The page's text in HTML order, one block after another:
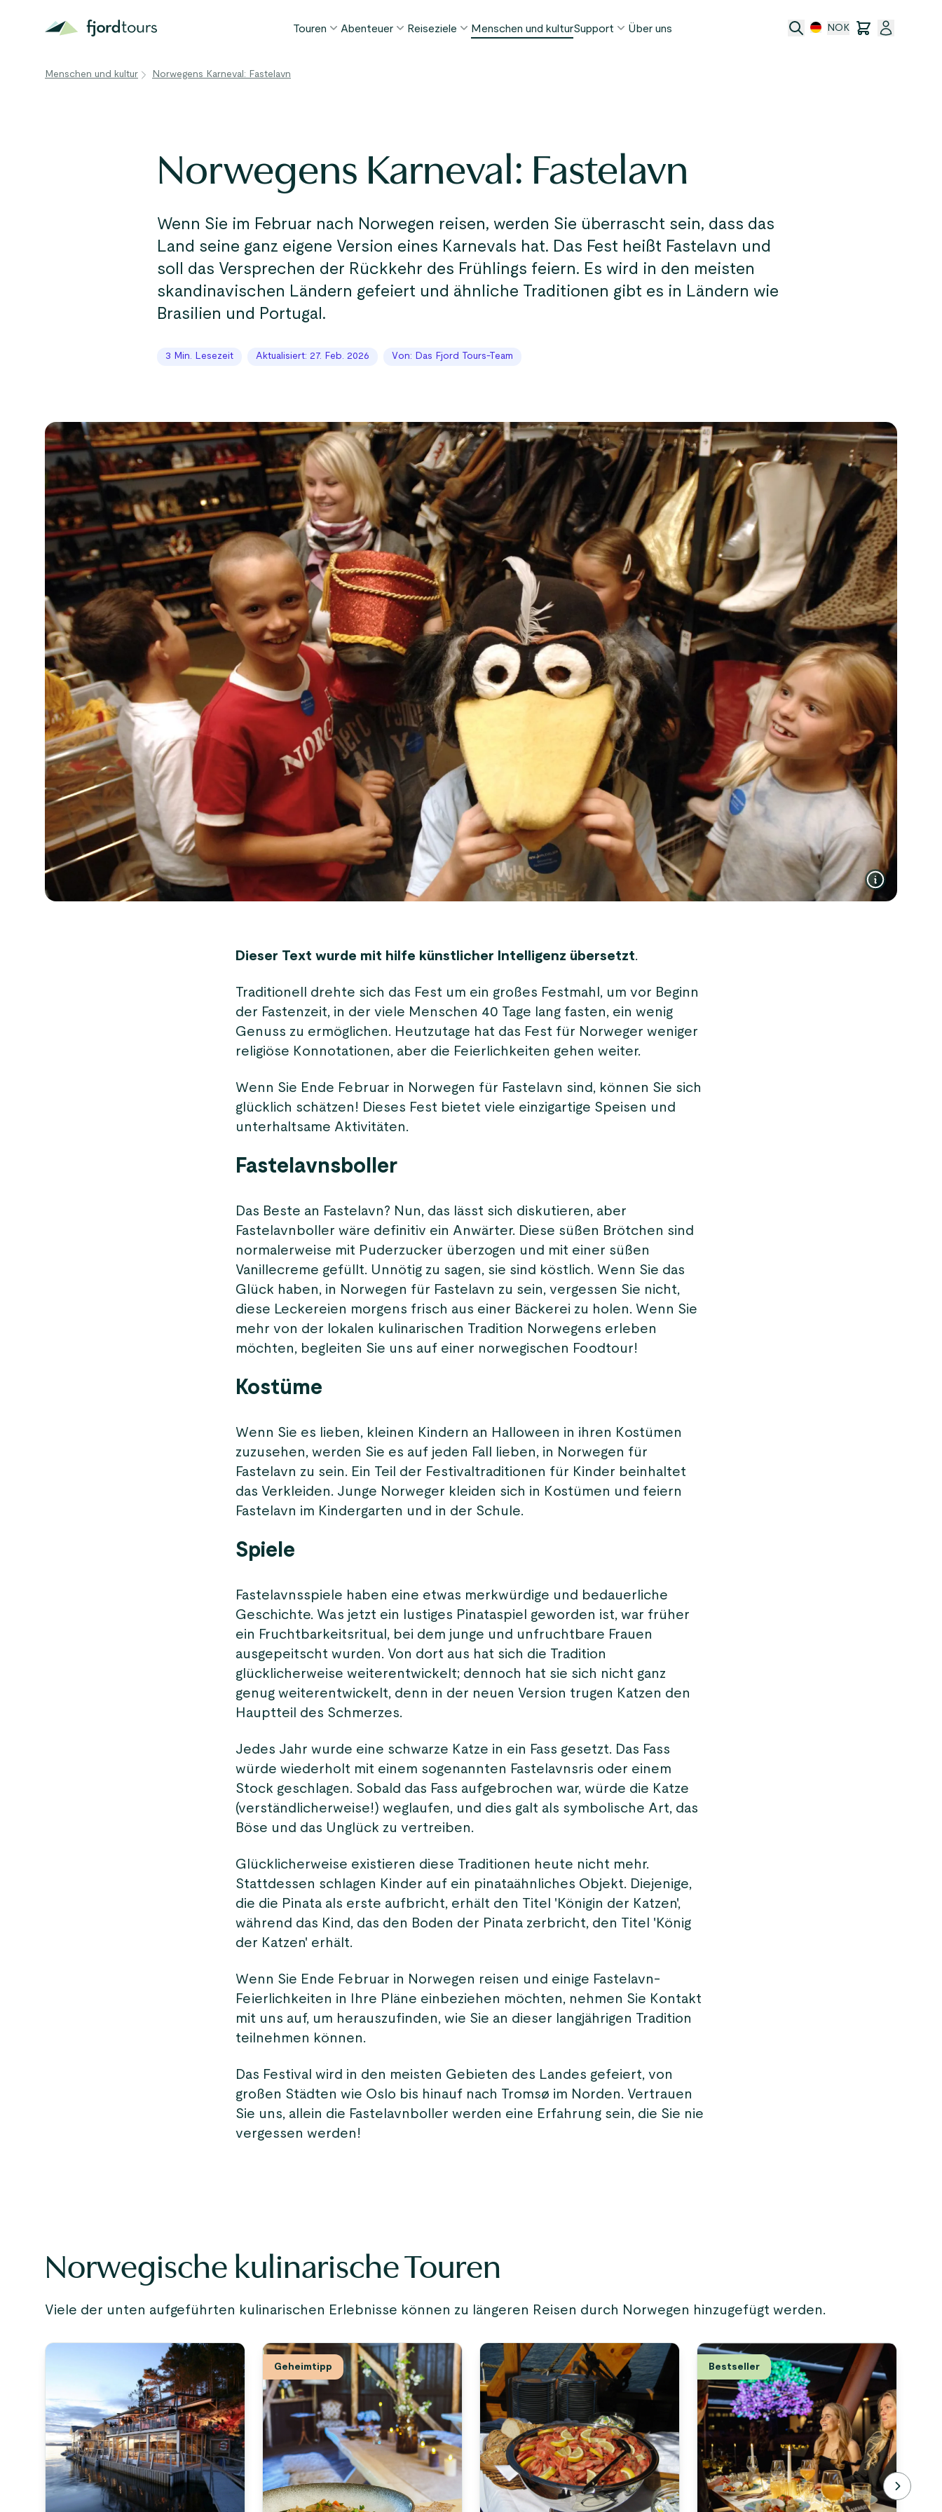
Touren
Wintertouren
Abenteuer
NACH AKTIVITÄT
Kajakfahren
Autofähren
Alle Aktivitäten ansehen
Reiseziele
Ålesund
Geiranger
Fjorde
Alle Reiseziele ansehen
Menschen und kulturSupport
Gepäcktransfer
Geschäftsbedingungen
Über uns NOK
Menschen und kultur Norwegens Karneval: Fastelavn
Norwegens Karneval: Fastelavn
Wenn Sie im Februar nach Norwegen reisen, werden Sie überrascht sein, dass das
Land seine ganz eigene Version eines Karnevals hat. Das Fest heißt Fastelavn und
soll das Versprechen der Rückkehr des Frühlings feiern. Es wird in den meisten
skandinavischen Ländern gefeiert und ähnliche Traditionen gibt es in Ländern wie
Brasilien und Portugal.
3 Min. Lesezeit Aktualisiert: 27. Feb. 2026 Von: Das Fjord Tours-Team
Dieser Text wurde mit hilfe künstlicher Intelligenz übersetzt.
Traditionell drehte sich das Fest um ein großes Festmahl, um vor Beginn
der Fastenzeit, in der viele Menschen 40 Tage lang fasten, ein wenig
Genuss zu ermöglichen. Heutzutage hat das Fest für Norweger weniger
religiöse Konnotationen, aber die Feierlichkeiten gehen weiter.
Wenn Sie Ende Februar in Norwegen für Fastelavn sind, können Sie sich
glücklich schätzen! Dieses Fest bietet viele einzigartige Speisen und
unterhaltsame Aktivitäten.
Fastelavnsboller
Das Beste an Fastelavn? Nun, das lässt sich diskutieren, aber
Fastelavnboller wäre definitiv ein Anwärter. Diese süßen Brötchen sind
normalerweise mit Puderzucker überzogen und mit einer süßen
Vanillecreme gefüllt. Unnötig zu sagen, sie sind köstlich. Wenn Sie das
Glück haben, in Norwegen für Fastelavn zu sein, vergessen Sie nicht,
diese Leckereien morgens frisch aus einer Bäckerei zu holen. Wenn Sie
mehr von der lokalen kulinarischen Tradition Norwegens erleben
möchten, begleiten Sie uns auf einer norwegischen Foodtour!
Kostüme
Wenn Sie es lieben, kleinen Kindern an Halloween in ihren Kostümen
zuzusehen, werden Sie es auf jeden Fall lieben, in Norwegen für
Fastelavn zu sein. Ein Teil der Festivaltraditionen für Kinder beinhaltet
das Verkleiden. Junge Norweger kleiden sich in Kostümen und feiern
Fastelavn im Kindergarten und in der Schule.
Spiele
Fastelavnsspiele haben eine etwas merkwürdige und bedauerliche
Geschichte. Was jetzt ein lustiges Pinataspiel geworden ist, war früher
ein Fruchtbarkeitsritual, bei dem junge und unfruchtbare Frauen
ausgepeitscht wurden. Von dort aus hat sich die Tradition
glücklicherweise weiterentwickelt; dennoch hat sie sich nicht ganz
genug weiterentwickelt, denn in der neuen Version trugen Katzen den
Hauptteil des Schmerzes.
Jedes Jahr wurde eine schwarze Katze in ein Fass gesetzt. Das Fass
würde wiederholt mit einem sogenannten Fastelavnsris oder einem
Stock geschlagen. Sobald das Fass aufgebrochen war, würde die Katze
(verständlicherweise!) weglaufen, und dies galt als symbolische Art, das
Böse und das Unglück zu vertreiben.
Glücklicherweise existieren diese Traditionen heute nicht mehr.
Stattdessen schlagen Kinder auf ein pinataähnliches Objekt. Diejenige,
die die Pinata als erste aufbricht, erhält den Titel 'Königin der Katzen',
während das Kind, das den Boden der Pinata zerbricht, den Titel 'König
der Katzen' erhält.
Wenn Sie Ende Februar in Norwegen reisen und einige Fastelavn-
Feierlichkeiten in Ihre Pläne einbeziehen möchten, nehmen Sie Kontakt
mit uns auf, um herauszufinden, wie Sie an dieser langjährigen Tradition
teilnehmen können.
Das Festival wird in den meisten Gebieten des Landes gefeiert, von
großen Städten wie Oslo bis hinauf nach Tromsø im Norden. Vertrauen
Sie uns, allein die Fastelavnboller werden eine Erfahrung sein, die Sie nie
vergessen werden!
Norwegische kulinarische Touren
Viele der unten aufgeführten kulinarischen Erlebnisse können zu längeren Reisen durch Norwegen hinzugefügt werden.
Geheimtipp Bestseller